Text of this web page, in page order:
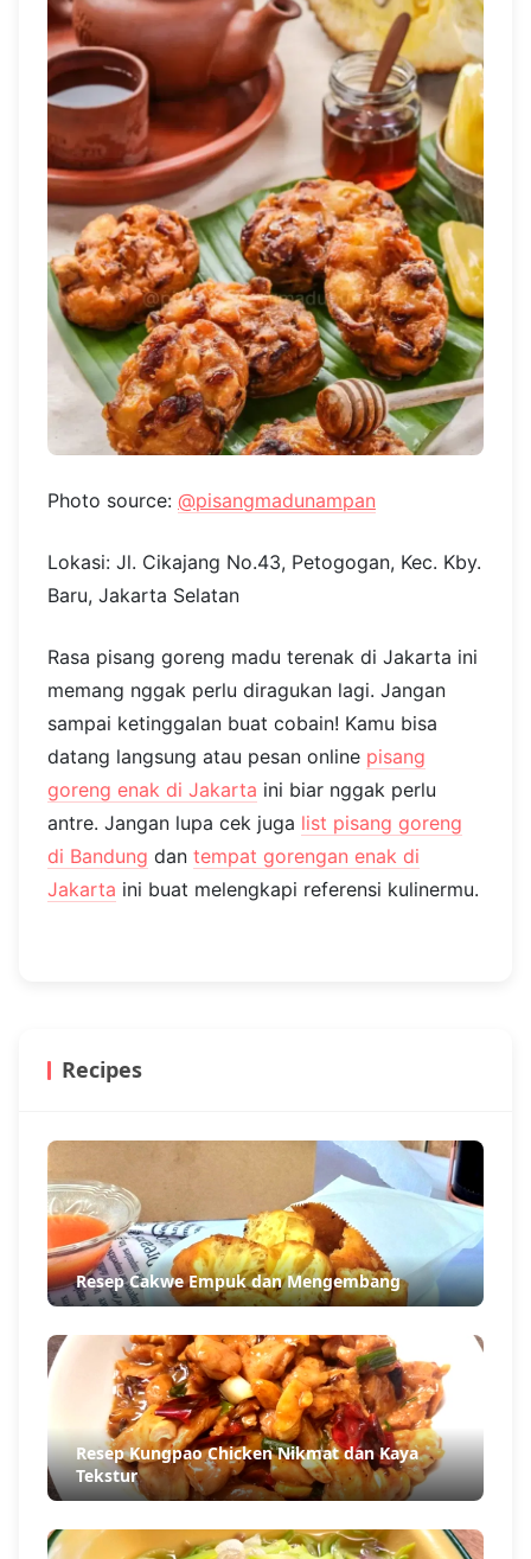
Photo source: @pisangmadunampan
Lokasi: Jl. Cikajang No.43, Petogogan, Kec. Kby.
Baru, Jakarta Selatan
Rasa pisang goreng madu terenak di Jakarta ini
memang nggak perlu diragukan lagi. Jangan
sampai ketinggalan buat cobain! Kamu bisa
datang langsung atau pesan online pisang
goreng enak di Jakarta ini biar nggak perlu
antre. Jangan lupa cek juga list pisang goreng
di Bandung dan tempat gorengan enak di
Jakarta ini buat melengkapi referensi kulinermu.
Recipes
Resep Cakwe Empuk dan Mengembang
Resep Kungpao Chicken Nikmat dan Kaya
Tekstur